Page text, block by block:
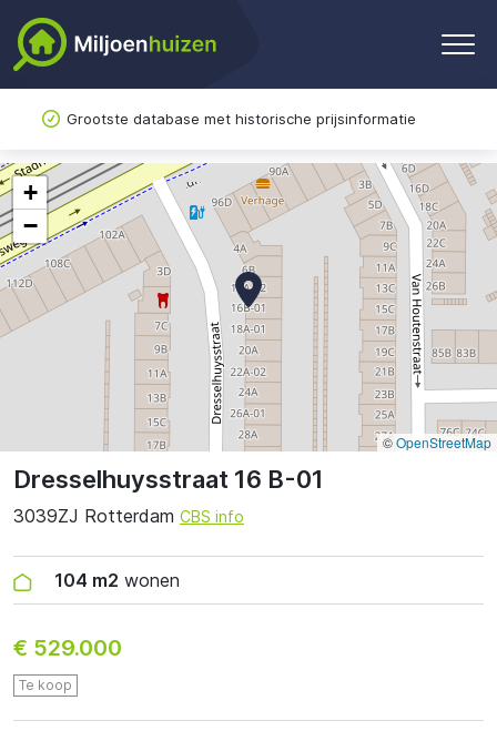
Grootste database met historische prijsinformatie
Dresselhuysstraat 16 B-01
3039ZJ Rotterdam CBS info
104 m2 wonen
€ 529.000
Te koop
+
−
©OpenStreetMap